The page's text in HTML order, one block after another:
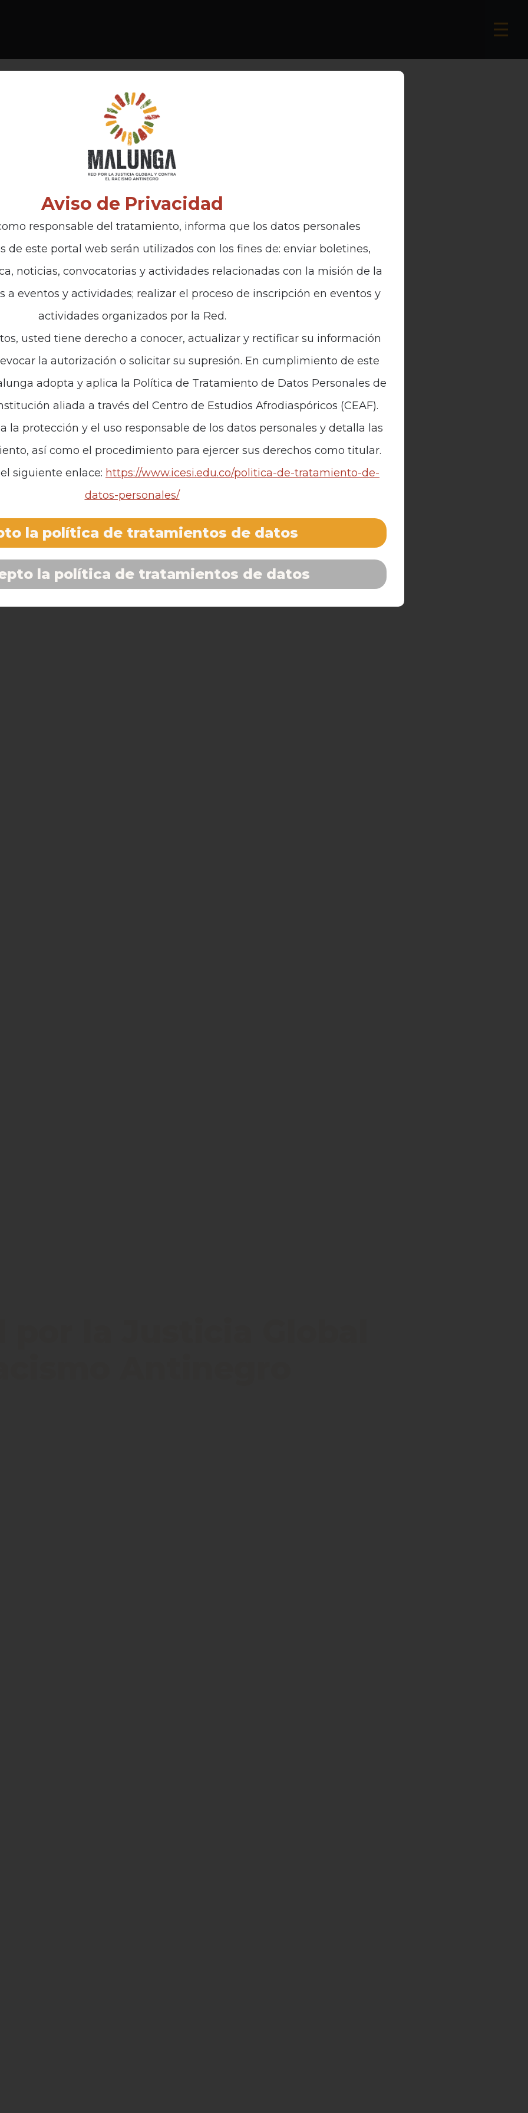
Aviso de Privacidad
responsable del tratamiento, informa que los datos personales
de este portal web serán utilizados con los fines de: enviar boletines,
noticias, convocatorias y actividades relacionadas con la misión de la
a eventos y actividades; realizar el proceso de inscripción en eventos y
actividades organizados por la Red.
usted tiene derecho a conocer, actualizar y rectificar su información
la autorización o solicitar su supresión. En cumplimiento de este
adopta y aplica la Política de Tratamiento de Datos Personales de
aliada a través del Centro de Estudios Afrodiaspóricos (CEAF).
la protección y el uso responsable de los datos personales y detalla las
así como el procedimiento para ejercer sus derechos como titular.
siguiente enlace: https://www.icesi.edu.co/politica-de-tratamiento-de-
datos-personales/
la política de tratamientos de datos
la política de tratamientos de datos